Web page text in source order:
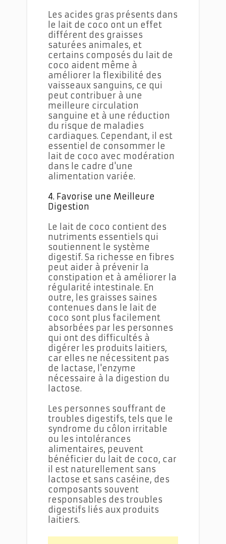
Les acides gras présents dans
le lait de coco ont un effet
différent des graisses
saturées animales, et
certains composés du lait de
coco aident même à
améliorer la flexibilité des
vaisseaux sanguins, ce qui
peut contribuer à une
meilleure circulation
sanguine et à une réduction
du risque de maladies
cardiaques. Cependant, il est
essentiel de consommer le
lait de coco avec modération
dans le cadre d'une
alimentation variée.
4. Favorise une Meilleure
Digestion
Le lait de coco contient des
nutriments essentiels qui
soutiennent le système
digestif. Sa richesse en fibres
peut aider à prévenir la
constipation et à améliorer la
régularité intestinale. En
outre, les graisses saines
contenues dans le lait de
coco sont plus facilement
absorbées par les personnes
qui ont des difficultés à
digérer les produits laitiers,
car elles ne nécessitent pas
de lactase, l'enzyme
nécessaire à la digestion du
lactose.
Les personnes souffrant de
troubles digestifs, tels que le
syndrome du côlon irritable
ou les intolérances
alimentaires, peuvent
bénéficier du lait de coco, car
il est naturellement sans
lactose et sans caséine, des
composants souvent
responsables des troubles
digestifs liés aux produits
laitiers.